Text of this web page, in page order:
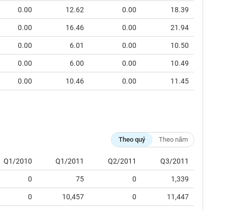
0.00 12.62 0.00 18.39
0.00 16.46 0.00 21.94
0.00 6.01 0.00 10.50
0.00 6.00 0.00 10.49
0.00 10.46 0.00 11.45
Theo quý Theo năm
Q1/2010 Q1/2011 Q2/2011 Q3/2011
0 75 0 1,339
0 10,457 0 11,447